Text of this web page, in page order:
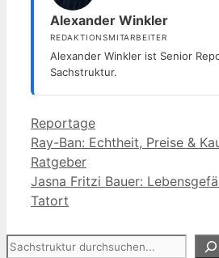
Alexander Winkler
REDAKTIONSMITARBEITER
Alexander Winkler ist Senior
Sachstruktur.
Kategorien
Reportage
Ray-Ban: Echtheit, Preise &
Ratgeber
Jasna Fritzi Bauer:
Tatort
Suchen